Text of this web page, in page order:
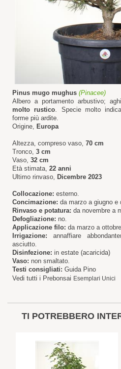
Pinus mugo mughus (Pinacee)
Albero a portamento arbustivo;
molto rustico . Specie molto
forme più ardite.
Origine, Europa
Altezza, compreso vaso, 70 cm
Tronco, 3 cm
Vaso, 32 cm
Età stimata, 22 anni
Ultimo rinvaso, Dicembre 2023
Collocazione: esterno.
Concimazione: da marzo a giugno e
Rinvaso e potatura: da novembre a
Defogliazione: no.
Applicazione filo: da marzo a ottobre.
Irrigazione: annaffiare
asciutto.
Disinfezione: in estate (acaricida)
Vaso: non smaltato.
Testi consigliati: Guida Pino
Vedi tutti i Prebonsai Esemplari Unici
TI POTREBBERO